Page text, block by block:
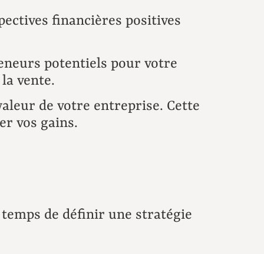
financières positives
potentiels pour votre
vente.
de votre entreprise. Cette
vos gains.
de définir une stratégie